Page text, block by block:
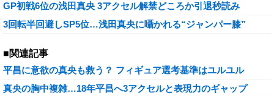
GP初戦6位の浅田真央 3アクセル解禁どころか引退秒読み
3回転半回避しSP5位…浅田真央に囁かれる“ジャンパー膝”
■関連記事
平昌に意欲の真央も救う？ フィギュア選考基準はユルユル
真央の胸中複雑…18年平昌へ3アクセルと表現力のギャップ